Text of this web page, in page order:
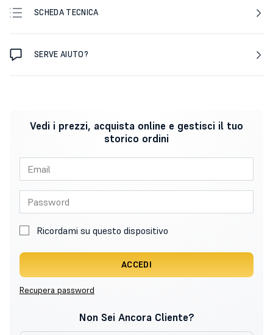
SCHEDA TECNICA
SERVE AIUTO?
Vedi i prezzi, acquista online e gestisci il tuo
storico ordini
Ricordami su questo dispositivo
ACCEDI
Recupera password
Non Sei Ancora Cliente?